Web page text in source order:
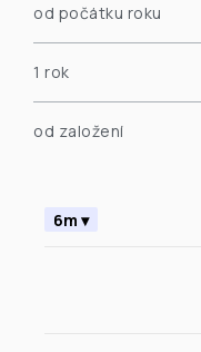
od počátku roku
1 rok
od založení
Chart
The chart has 2 X
The chart has 2 Y
6m ▾